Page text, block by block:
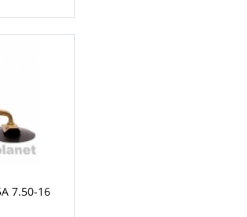
7.50-16